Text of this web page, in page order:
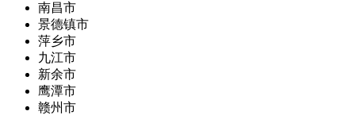
南昌市
景德镇市
萍乡市
九江市
新余市
鹰潭市
赣州市